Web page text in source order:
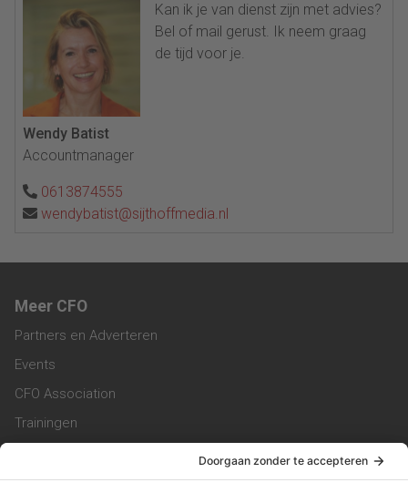
Kan ik je van dienst zijn met advies?
Bel of mail gerust. Ik neem graag
de tijd voor je.
Wendy Batist
Accountmanager
0613874555
wendybatist@sijthoffmedia.nl
Meer CFO
Partners en Adverteren
Events
CFO Association
Trainingen
Vacatures